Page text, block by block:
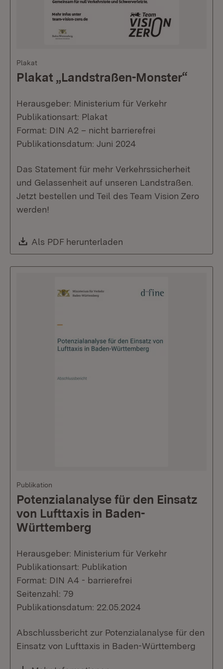
Plakat
Plakat „Landstraßen-Monster“
Herausgeber: Ministerium für Verkehr
Publikationsart: Plakat
Format: DIN A2 – nicht barrierefrei
Publikationsdatum: Juni 2024
Das Statement für mehr Verkehrssicherheit
und Gelassenheit auf unseren Landstraßen.
Jetzt bestellen und Teil des Team Vision Zero
werden!
Download:
Als PDF herunterladen
Publikation
Potenzialanalyse für den Einsatz
von Lufttaxis in Baden-
Württemberg
Herausgeber: Ministerium für Verkehr
Publikationsart: Publikation
Format: DIN A4 - barrierefrei
Seitenzahl: 79
Publikationsdatum: 22.05.2024
Abschlussbericht zur Potenzialanalyse für den
Einsatz von Lufttaxis in Baden-Württemberg